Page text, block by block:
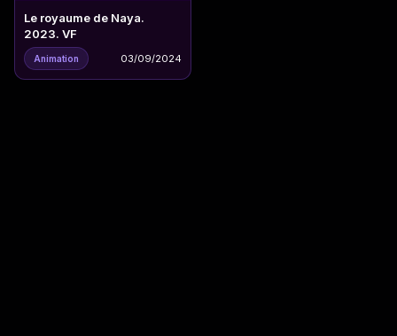
Le royaume de Naya.
2023. VF
Animation 03/09/2024